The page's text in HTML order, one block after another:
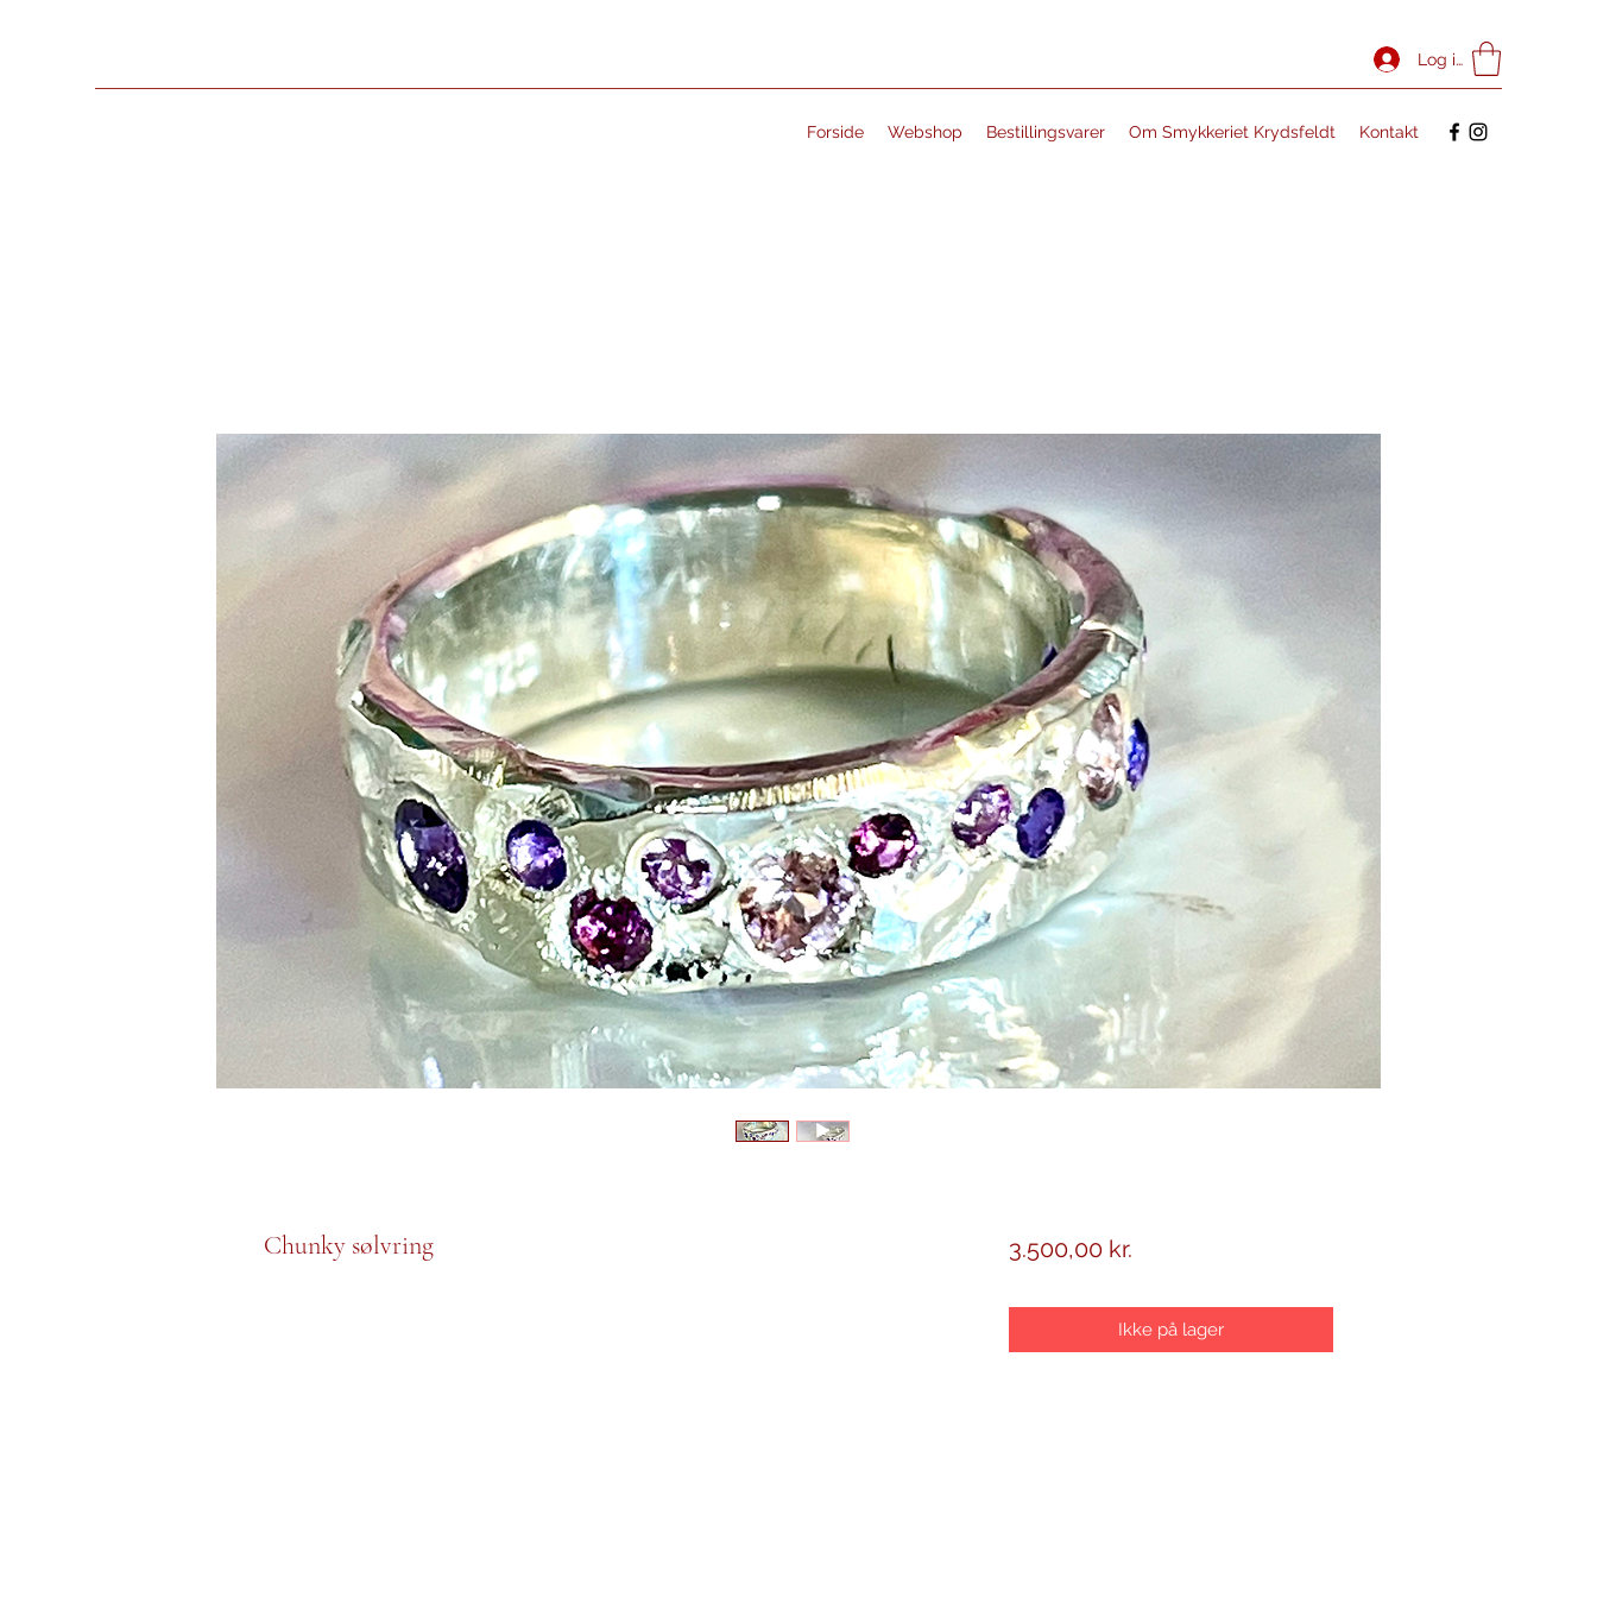
Log ind
Forside Webshop Bestillingsvarer Om Smykkeriet Krydsfeldt Kontakt
Chunky sølvring 3.500,00 kr.
Ikke på lager